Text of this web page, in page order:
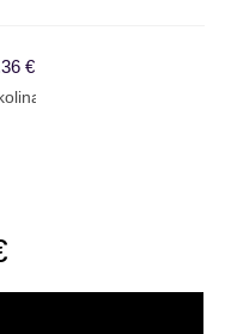
€
616.90 EUR, kai sutartis